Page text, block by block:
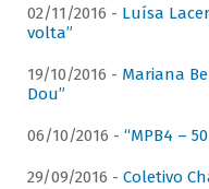
02/11/2016 - Luísa
volta”
19/10/2016 - Mariana
Dou”
06/10/2016 - “MPB4 –
29/09/2016 - Coletivo